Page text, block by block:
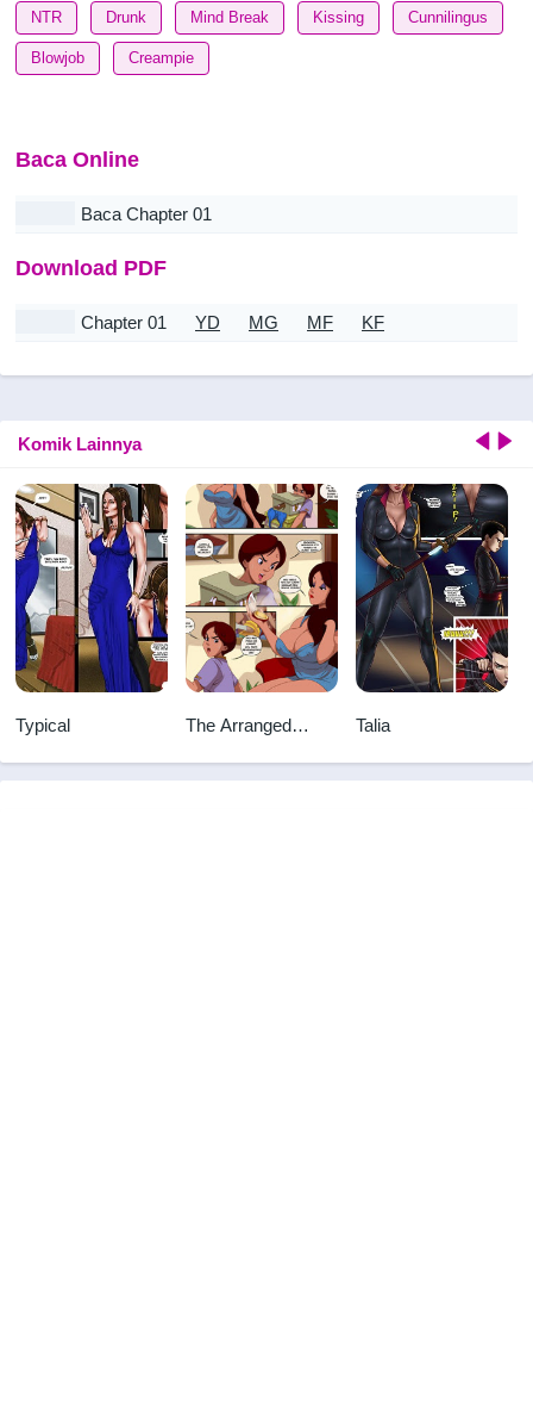
NTR Drunk Mind Break Kissing Cunnilingus
Blowjob Creampie
Baca Online
Baca Chapter 01
Download PDF
Chapter 01 YD MG MF KF
Komik Lainnya
Typical
The Arranged
Talia